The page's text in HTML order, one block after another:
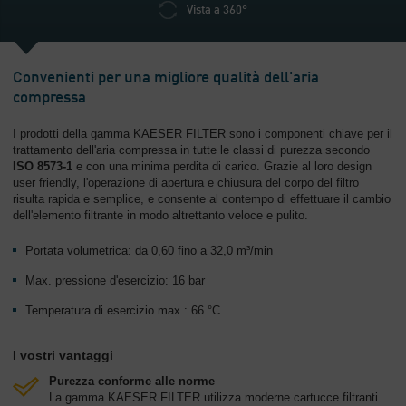
Vista a 360°
Convenienti per una migliore qualità dell'aria
compressa
I prodotti della gamma KAESER FILTER sono i componenti chiave per il
trattamento dell'aria compressa in tutte le classi di purezza secondo
ISO 8573-1 e con una minima perdita di carico. Grazie al loro design
user friendly, l'operazione di apertura e chiusura del corpo del filtro
risulta rapida e semplice, e consente al contempo di effettuare il cambio
dell'elemento filtrante in modo altrettanto veloce e pulito.
Portata volumetrica: da 0,60 fino a 32,0 m³/min
Max. pressione d'esercizio: 16 bar
Temperatura di esercizio max.: 66 °C
I vostri vantaggi
Purezza conforme alle norme
La gamma KAESER FILTER utilizza moderne cartucce filtranti